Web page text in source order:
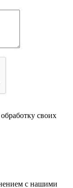
своих
с нашими